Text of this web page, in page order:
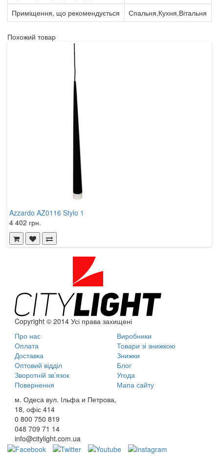
Приміщення, що рекомендується
Спальня,Кухня,Вітальня
Похожий товар
Azzardo AZ0116 Stylo 1
4 402 грн.
Copyright © 2014 Усі права захищені
Про нас
Оплата
Доставка
Оптовий відділ
Зворотній зв’язок
Повернення
Виробники
Товари зі знижкою
Знижки
Блог
Угода
Мапа сайту
м. Одеса вул. Ільфа и Петрова,
18, офіс 414
0 800 750 819
048 709 71 14
info@citylight.com.ua